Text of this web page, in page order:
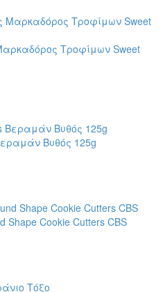
Τροφίμων Sweet
Βυθός 125g
Cookie Cutters CBS